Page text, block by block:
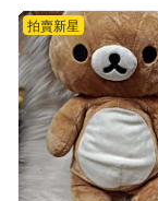
拍賣新星